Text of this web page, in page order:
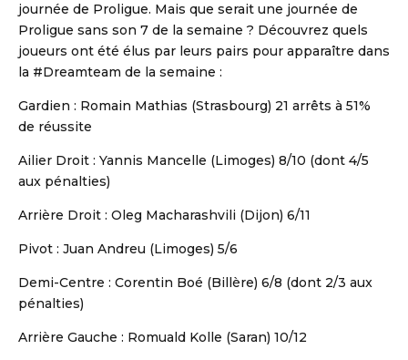
journée de Proligue. Mais que serait une journée de
Proligue sans son 7 de la semaine ? Découvrez quels
joueurs ont été élus par leurs pairs pour apparaître dans
la #Dreamteam de la semaine :
Gardien : Romain Mathias (Strasbourg) 21 arrêts à 51%
de réussite
Ailier Droit : Yannis Mancelle (Limoges) 8/10 (dont 4/5
aux pénalties)
Arrière Droit : Oleg Macharashvili (Dijon) 6/11
Pivot : Juan Andreu (Limoges) 5/6
Demi-Centre : Corentin Boé (Billère) 6/8 (dont 2/3 aux
pénalties)
Arrière Gauche : Romuald Kolle (Saran) 10/12